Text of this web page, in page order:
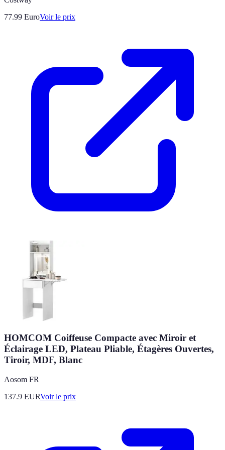
77.99 EuroVoir le prix
HOMCOM Coiffeuse Compacte avec Miroir et
Éclairage LED, Plateau Pliable, Étagères Ouvertes,
Tiroir, MDF, Blanc
Aosom FR
137.9 EURVoir le prix